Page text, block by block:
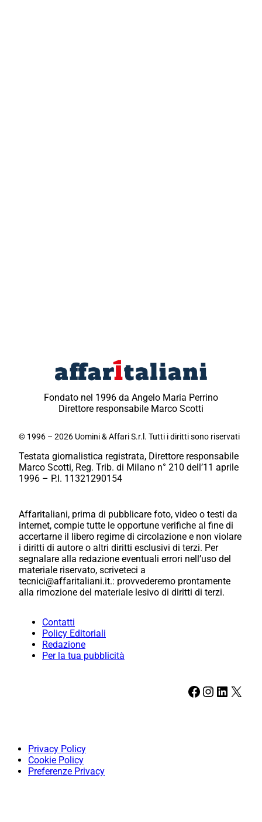
Fondato nel 1996 da Angelo Maria Perrino
Direttore responsabile Marco Scotti
© 1996 – 2026 Uomini & Affari S.r.l. Tutti i diritti sono riservati
Testata giornalistica registrata, Direttore responsabile
Marco Scotti, Reg. Trib. di Milano n° 210 dell’11 aprile
1996 – P.I. 11321290154
Affaritaliani, prima di pubblicare foto, video o testi da
internet, compie tutte le opportune verifiche al fine di
accertarne il libero regime di circolazione e non violare
i diritti di autore o altri diritti esclusivi di terzi. Per
segnalare alla redazione eventuali errori nell’uso del
materiale riservato, scriveteci a
tecnici@affaritaliani.it.: provvederemo prontamente
alla rimozione del materiale lesivo di diritti di terzi.
Contatti
Policy Editoriali
Redazione
Per la tua pubblicità
Facebook Instagram LinkedIn X
Privacy Policy
Cookie Policy
Preferenze Privacy